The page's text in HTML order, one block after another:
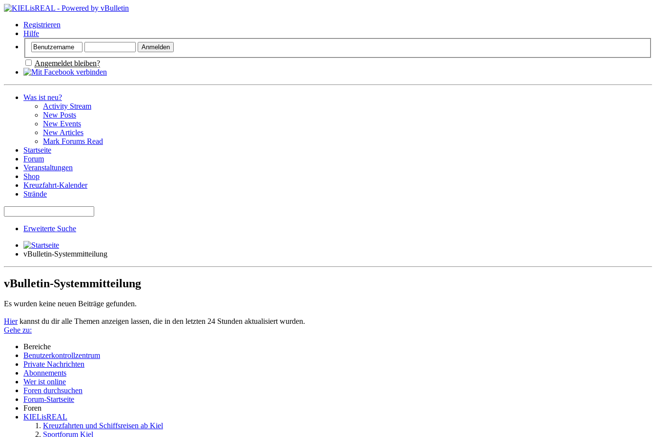
Registrieren
Hilfe
Angemeldet bleiben?
Was ist neu?
Activity Stream
New Posts
New Events
New Articles
Mark Forums Read
Startseite
Forum
Veranstaltungen
Shop
Kreuzfahrt-Kalender
Strände
Erweiterte Suche
vBulletin-Systemmitteilung
vBulletin-Systemmitteilung
Es wurden keine neuen Beiträge gefunden.
Hierkannst du dir alle Themen anzeigen lassen, die in den letzten 24 Stunden aktualisiert wurden.
Gehe zu:
Bereiche
Benutzerkontrollzentrum
Private Nachrichten
Abonnements
Wer ist online
Foren durchsuchen
Forum-Startseite
Foren
KIELisREAL
Kreuzfahrten und Schiffsreisen ab Kiel
Sportforum Kiel